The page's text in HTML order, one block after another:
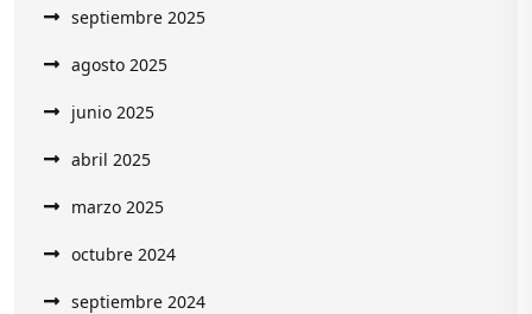
septiembre 2025
agosto 2025
junio 2025
abril 2025
marzo 2025
octubre 2024
septiembre 2024